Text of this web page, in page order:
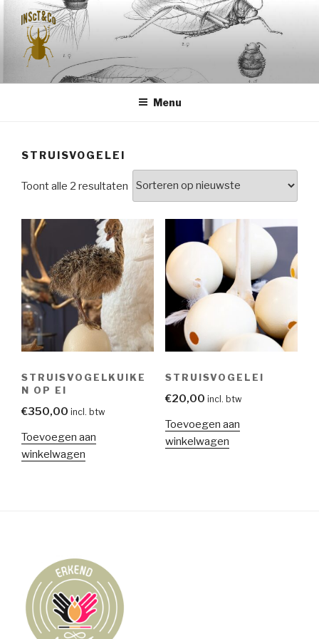
inhoud
springen
INSCT & CO
Menu
STRUISVOGELEI
Toont alle 2 resultaten Gesorteerd
op
nieuwste
STRUISVOGELKUIKE
N OP EI
€350,00 incl. btw
Toevoegen aan
winkelwagen
STRUISVOGELEI
€20,00 incl. btw
Toevoegen aan
winkelwagen